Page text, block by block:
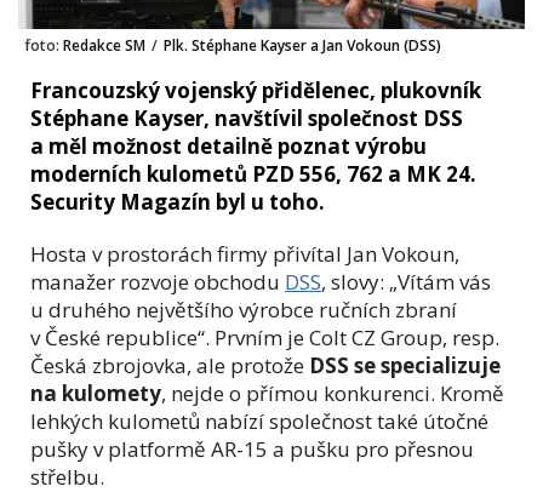
foto: Redakce SM / Plk. Stéphane Kayser a Jan Vokoun (DSS)
Francouzský vojenský přidělenec, plukovník
Stéphane Kayser, navštívil společnost DSS
a měl možnost detailně poznat výrobu
moderních kulometů PZD 556, 762 a MK 24.
Security Magazín byl u toho.
Hosta v prostorách firmy přivítal Jan Vokoun,
manažer rozvoje obchodu DSS, slovy: „Vítám vás
u druhého největšího výrobce ručních zbraní
v České republice“. Prvním je Colt CZ Group, resp.
Česká zbrojovka, ale protože DSS se specializuje
na kulomety, nejde o přímou konkurenci. Kromě
lehkých kulometů nabízí společnost také útočné
pušky v platformě AR-15 a pušku pro přesnou
střelbu.